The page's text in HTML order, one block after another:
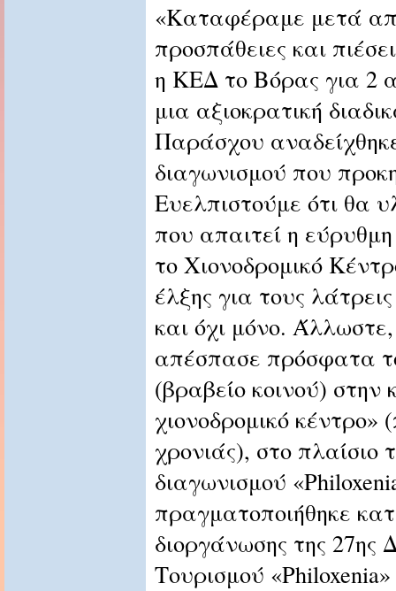
«Καταφέραμε μετά
προσπάθειες και
η ΚΕΔ το Βόρας για 2
μια αξιοκρατική
Παράσχου
διαγωνισμού που
Ευελπιστούμε ότι θα
που απαιτεί η
το Χιονοδρομικό
έλξης για τους
και όχι μόνο.
απέσπασε πρόσφατα
(βραβείο κοινού)
χιονοδρομικό κέντρο»
χρονιάς), στο πλαίσιο
διαγωνισμού
πραγματοποιήθηκε
διοργάνωσης της 27ης
Τουρισμού